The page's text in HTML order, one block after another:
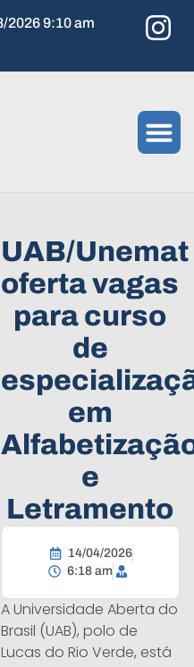
2026 9:10 am
UAB/Unemat
oferta vagas
para curso
de
em
e
Letramento
14/04/2026
6:18 am
A Universidade Aberta do
Brasil (UAB), polo de
Lucas do Rio Verde, está